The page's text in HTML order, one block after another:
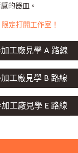
的器皿。
定打開工作室！
工廠見學 A 路線
工廠見學 B 路線
加工廠見學 E 路線